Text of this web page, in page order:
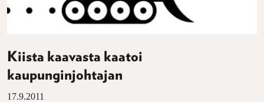
Kiista kaavasta kaatoi
kaupunginjohtajan
17.9.2011